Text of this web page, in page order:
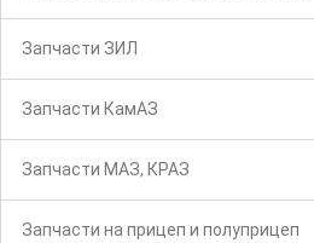
Запчасти ЗИЛ
Запчасти КамАЗ
Запчасти МАЗ, КРАЗ
Запчасти на прицеп и полуприцеп